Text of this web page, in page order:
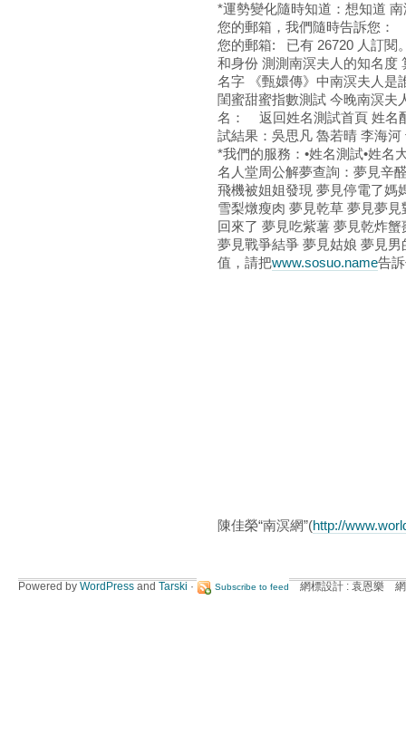
*運勢變化隨時知道：想知道
您的郵箱，我們隨時告訴您：
您的郵箱: 已有 26720 人訂閱
和身份 測測南溟夫人的知名度
名字 《甄嬛傳》中南溟夫人是
閨蜜甜蜜指數測試 今晚南溟夫
名： 返回姓名測試首頁 姓名
試結果：吳思凡 魯若晴 李海
*我們的服務：•姓名測試•姓名
名人堂周公解夢查詢：夢見辛
飛機被姐姐發現 夢見停電了媽
雪梨燉瘦肉 夢見乾草 夢見夢
回來了 夢見吃紫薯 夢見乾炸
夢見戰爭結爭 夢見姑娘 夢見
值，請把www.sosuo.name告
陳佳榮“南溟網”(http://
Powered by WordPress and Tarski · Subscribe to feed 網標設計 : 袁恩樂 網